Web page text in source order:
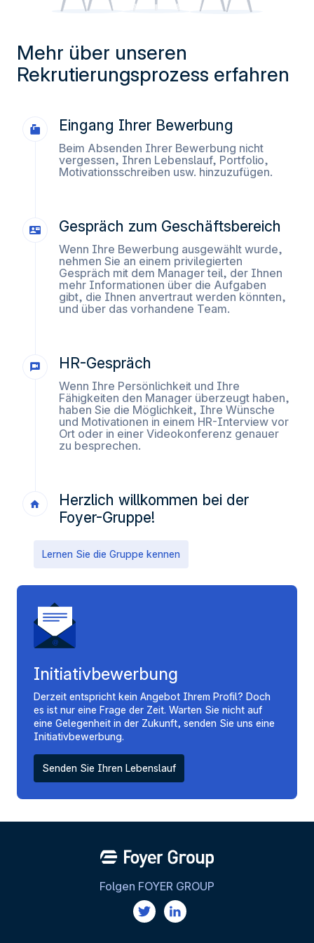
Website gelangen.
Personalisierte Angebote und Dienste bereitstellen und
Möglichkeit geben, Inhalte anzuzeigen, die auf einer
Mehr über unseren
Rekrutierungsprozess erfahren
Eingang Ihrer Bewerbung
Beim Absenden Ihrer Bewerbung nicht
vergessen, Ihren Lebenslauf, Portfolio,
Motivationsschreiben usw. hinzuzufügen.
Gespräch zum Geschäftsbereich
Wenn Ihre Bewerbung ausgewählt wurde,
nehmen Sie an einem privilegierten
Gespräch mit dem Manager teil, der Ihnen
mehr Informationen über die Aufgaben
gibt, die Ihnen anvertraut werden könnten,
und über das vorhandene Team.
HR-Gespräch
Wenn Ihre Persönlichkeit und Ihre
Fähigkeiten den Manager überzeugt haben,
haben Sie die Möglichkeit, Ihre Wünsche
und Motivationen in einem HR-Interview vor
Ort oder in einer Videokonferenz genauer
zu besprechen.
Herzlich willkommen bei der
Foyer-Gruppe!
Lernen Sie die Gruppe kennen
Initiativbewerbung
Derzeit entspricht kein Angebot Ihrem Profil? Doch
es ist nur eine Frage der Zeit. Warten Sie nicht auf
eine Gelegenheit in der Zukunft, senden Sie uns eine
Initiativbewerbung.
Senden Sie Ihren Lebenslauf
Folgen FOYER GROUP